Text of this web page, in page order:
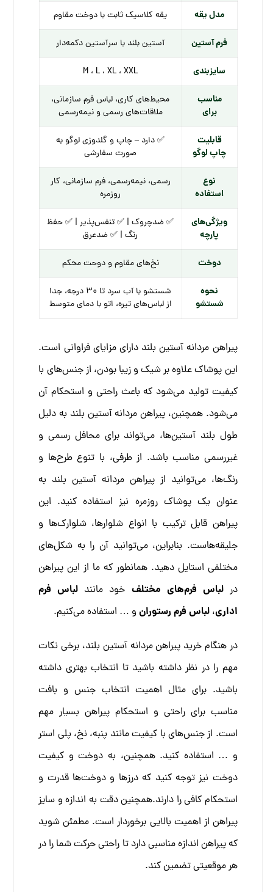
مدل یقه یقه کلاسیک ثابت با دوخت مقاوم
فرم آستین آستین بلند با سرآستین دکمه‌دار
سایزبندی M ، L ، XL ، XXL
مناسب
برای
محیط‌های کاری، لباس فرم سازمانی،
ملاقات‌های رسمی و نیمه‌رسمی
قابلیت
چاپ لوگو
✅ دارد – چاپ و گلدوزی لوگو به
صورت سفارشی
نوع
استفاده
رسمی، نیمه‌رسمی، فرم سازمانی، کار
روزمره
ویژگی‌های
پارچه
✅ ضدچروک | ✅ تنفس‌پذیر | ✅ حفظ
رنگ | ✅ ضدعرق
دوخت نخ‌های مقاوم و دوحت محکم
نحوه
شستشو
شستشو با آب سرد تا 30 درجه، جدا
از لباس‌های تیره، اتو با دمای متوسط
پیراهن مردانه آستین بلند دارای مزایای فراوانی است.
این پوشاک علاوه بر شیک و زیبا بودن، از جنس‌های با
کیفیت تولید می‌شود که باعث راحتی و استحکام آن
می‌شود. همچنین، پیراهن مردانه آستین بلند به دلیل
طول بلند آستین‌ها، می‌تواند برای محافل رسمی و
غیررسمی مناسب باشد. از طرفی، با تنوع طرح‌ها و
رنگ‌ها، می‌توانید از پیراهن مردانه آستین بلند به
عنوان یک پوشاک روزمره نیز استفاده کنید. این
پیراهن قابل ترکیب با انواع شلوارها، شلوارک‌ها و
جلیقه‌هاست. بنابراین، می‌توانید آن را به شکل‌های
مختلفی استایل دهید. همانطور که ما از این پیراهن
درلباس فرم‌های مختلف خود مانند لباس فرم
اداری،لباس فرم رستوران و … استفاده می‌کنیم.
در هنگام خرید پیراهن مردانه آستین بلند، برخی نکات
مهم را در نظر داشته باشید تا انتخاب بهتری داشته
باشید. برای مثال اهمیت انتخاب جنس و بافت
مناسب برای راحتی و استحکام پیراهن بسیار مهم
است. از جنس‌های با کیفیت مانند پنبه، نخ، پلی استر
و … استفاده کنید. همچنین، به دوخت و کیفیت
دوخت نیز توجه کنید که درزها و دوخت‌ها قدرت و
استحکام کافی را دارند.همچنین دقت به اندازه و سایز
پیراهن از اهمیت بالایی برخوردار است. مطمئن شوید
که پیراهن اندازه مناسبی دارد تا راحتی حرکت شما را در
هر موقعیتی تضمین کند.